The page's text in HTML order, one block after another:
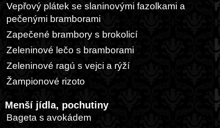
Vepřový plátek se slaninovými fazolkami a
pečenými bramborami
Zapečené brambory s brokolicí
Zeleninové lečo s bramborami
Zeleninové ragú s vejci a rýží
Žampionové rizoto
Menší jídla, pochutiny
Bageta s avokádem